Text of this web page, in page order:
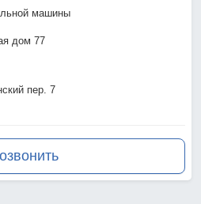
машины
дом 77
пер. 7